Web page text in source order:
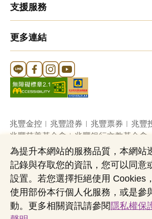
支援服務
更多連結
Line 官方帳號
FB 官方帳號
Instagram 官方帳號
YouTube 官方帳號
兆豐金控 兆豐證券 兆豐票券 兆豐
兆豐慈善基金會
兆豐銀行文教基金會
網站導覽 法定公開揭露事項
機構投資人
隱私權聲明
共同行銷專區 國內外幣清算
營業人：兆豐國際商業銀行股份有限公司
營利事業統一編號：03705903
為提升本網站的服務品質，本網站
記錄與存取您的資訊，您可以同意
設置。若您選擇拒絕使用 Cookies
使用部份本行個人化服務，或是參
動。更多相關資訊請參閱 隱私權保